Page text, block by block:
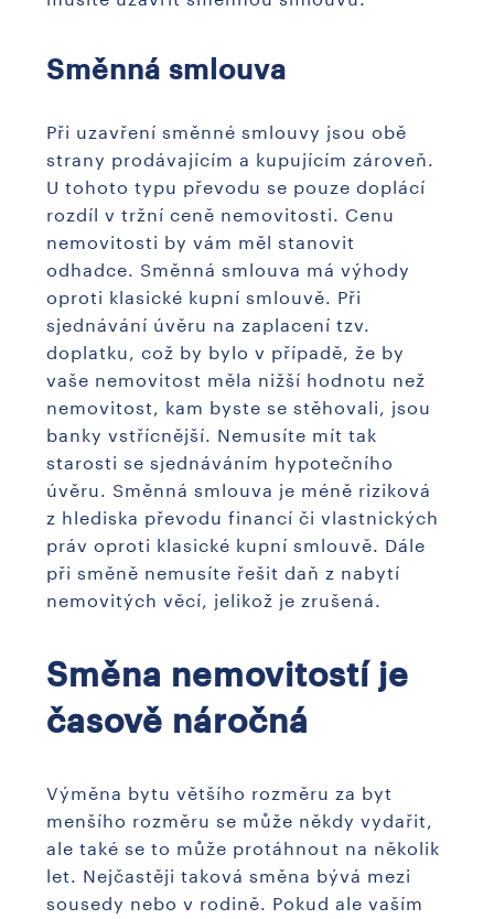
Směnná smlouva
Při uzavření směnné smlouvy jsou obě
strany prodávajícím a kupujícím zároveň.
U tohoto typu převodu se pouze doplácí
rozdíl v tržní ceně nemovitosti. Cenu
nemovitosti by vám měl stanovit
odhadce. Směnná smlouva má výhody
oproti klasické kupní smlouvě. Při
sjednávání úvěru na zaplacení tzv.
doplatku, což by bylo v případě, že by
vaše nemovitost měla nižší hodnotu než
nemovitost, kam byste se stěhovali, jsou
banky vstřícnější. Nemusíte mít tak
starosti se sjednáváním hypotečního
úvěru. Směnná smlouva je méně riziková
z hlediska převodu financí či vlastnických
práv oproti klasické kupní smlouvě. Dále
při směně nemusíte řešit daň z nabytí
nemovitých věcí, jelikož je zrušená.
Směna nemovitostí je
časově náročná
Výměna bytu většího rozměru za byt
menšího rozměru se může někdy vydařit,
ale také se to může protáhnout na několik
let. Nejčastěji taková směna bývá mezi
sousedy nebo v rodině. Pokud ale vaším